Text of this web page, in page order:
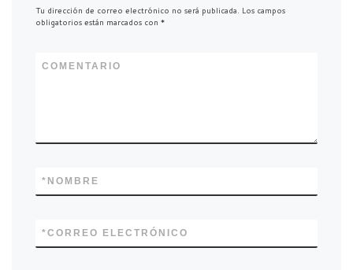
o r
Tu dirección de correo electrónico no será publicada. Los campos
obligatorios están marcados con*
COMENTARIO
NOMBRE
*
CORREO ELECTRÓNICO
*